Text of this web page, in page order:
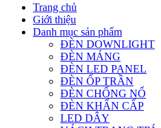
Trang chủ
Giới thiệu
Danh mục sản phẩm
ĐÈN DOWNLIGHT
ĐÈN MÁNG
ĐÈN LED PANEL
ĐÈN ỐP TRẦN
ĐÈN CHỐNG NỔ
ĐÈN KHẨN CẤP
LED DÂY